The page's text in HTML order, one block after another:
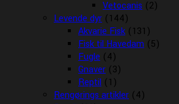
Vetocanis (2)
Levende dyr (144)
Akvarie Fisk (131)
Fisk til Havedam (5)
Fugle (4)
Gnaver (3)
Reptil (1)
Rengørings artikler (4)